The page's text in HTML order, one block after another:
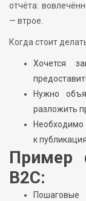
отчёта:
— втрое.
Когда стоит
Хочется
Нужно
разложить
Необходимо
к
Пример
B2C: